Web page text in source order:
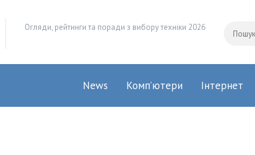
Огляди, рейтинги та поради з вибору техніки 2026
News Комп’ютери Інтернет